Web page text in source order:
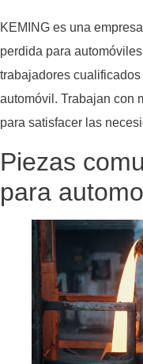
KEMING es una
perdida para
trabajadores
automóvil. Trabajan con
para satisfacer las
Piezas
para